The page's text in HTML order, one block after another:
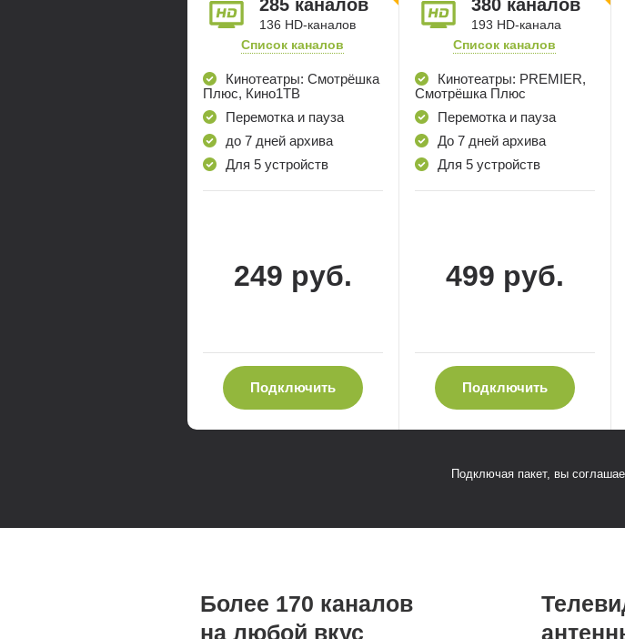
285 каналов
136 HD-каналов
Список каналов
Кинотеатры: Смотрёшка
Плюс, Кино1ТВ
Перемотка и пауза
до 7 дней архива
Для 5 устройств
249 руб.
Подключить
380 каналов
193 HD-канала
Список каналов
Кинотеатры: PREMIER,
Смотрёшка Плюс
Перемотка и пауза
До 7 дней архива
Для 5 устройств
499 руб.
Подключить
Подключая пакет, вы
Более 170 каналов
на любой вкус